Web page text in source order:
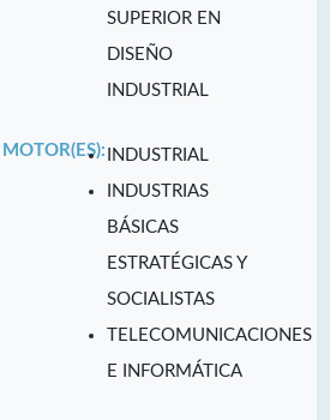
SUPERIOR EN
DISEÑO
INDUSTRIAL
MOTOR(ES): INDUSTRIAL
INDUSTRIAS
BÁSICAS
ESTRATÉGICAS Y
SOCIALISTAS
TELECOMUNICACIONES
E INFORMÁTICA